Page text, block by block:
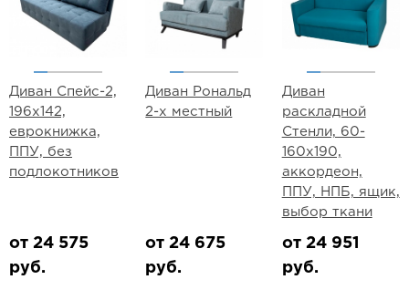
Диван Спейс-2,
196х142,
еврокнижка,
ППУ, без
подлокотников
от 24 575
руб.
Диван Рональд
2-х местный
от 24 675
руб.
Диван
раскладной
Стенли, 60-
160х190,
аккордеон,
ППУ, НПБ, ящик,
выбор ткани
от 24 951
руб.